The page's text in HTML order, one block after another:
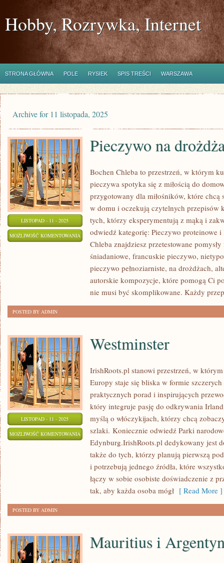
Hobby, Rozrywka, Internet
STRONA GŁÓWNA POLE RYSIEK SPIS TREŚCI WARSZAWA
Archive for 11 listopada, 2025
LISTOPAD - 11 - 2025
MOŻLIWOŚĆ KOMENTOWANIA PIECZYWO
DROŻDŻACH
Pieczywo na
Bochen Chleba to przestrzeń, w którym
pieczywa spotyka się z miłością do
przygotowany dla miłośników, które
w domu i oczekują czytelnych przepisów
tych, którzy eksperymentują z mąką i
odwiedź kategorię: Pieczywo proteinowe
Chleba znajdziesz przetestowane
śniadaniowe, francuskie pieczywo,
pieczywo pełnoziarniste, na drożdżach,
autorskie kompozycje, które pomogą Ci
nie musi być skomplikowane. Każdy
POSTED BY ADMIN
LISTOPAD - 11 - 2025
MOŻLIWOŚĆ KOMENTOWANIA WESTMINSTER
Westminster
IrishRoots.pl stanowi przestrzeń, w
Europy staje się bliska w formie
praktycznych porad i inspirujących
który integruje pasję do odkrywania
myślą o włóczykijach, którzy chcą
szlaki. Koniecznie odwiedź Parki
Edynburg.IrishRoots.pl dedykowany jest
także do tych, którzy planują pierwszą
i potrzebują jednego źródła, które
łączy w sobie osobiste doświadczenie z
tak, aby każda osoba mógł [ Read More ]
POSTED BY ADMIN
Mauritius i